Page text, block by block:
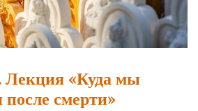
«Куда мы
смерти»